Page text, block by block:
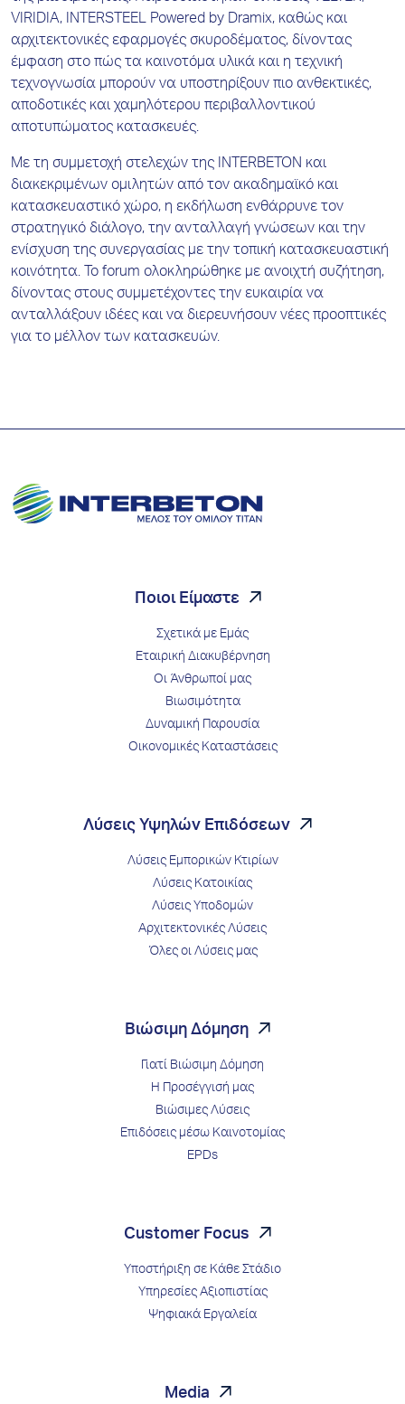
VIRIDIA, INTERSTEEL Powered by Dramix, καθώς και
αρχιτεκτονικές εφαρμογές σκυροδέματος, δίνοντας
έμφαση στο πώς τα καινοτόμα υλικά και η τεχνική
τεχνογνωσία μπορούν να υποστηρίξουν πιο ανθεκτικές,
αποδοτικές και χαμηλότερου περιβαλλοντικού
αποτυπώματος κατασκευές.
Με τη συμμετοχή στελεχών της INTERBETON και
διακεκριμένων ομιλητών από τον ακαδημαϊκό και
κατασκευαστικό χώρο, η εκδήλωση ενθάρρυνε τον
στρατηγικό διάλογο, την ανταλλαγή γνώσεων και την
ενίσχυση της συνεργασίας με την τοπική κατασκευαστική
κοινότητα. Το forum ολοκληρώθηκε με ανοιχτή συζήτηση,
δίνοντας στους συμμετέχοντες την ευκαιρία να
ανταλλάξουν ιδέες και να διερευνήσουν νέες προοπτικές
για το μέλλον των κατασκευών.
Ποιοι Είμαστε
Σχετικά με Εμάς
Εταιρική Διακυβέρνηση
Οι Άνθρωποί μας
Βιωσιμότητα
Δυναμική Παρουσία
Οικονομικές Καταστάσεις
Λύσεις Υψηλών Επιδόσεων
Λύσεις Εμπορικών Κτιρίων
Λύσεις Κατοικίας
Λύσεις Υποδομών
Αρχιτεκτονικές Λύσεις
Όλες οι Λύσεις μας
Βιώσιμη Δόμηση
Γιατί Βιώσιμη Δόμηση
Η Προσέγγισή μας
Βιώσιμες Λύσεις
Επιδόσεις μέσω Kαινοτομίας
EPDs
Customer Focus
Υποστήριξη σε Κάθε Στάδιο
Υπηρεσίες Αξιοπιστίας
Ψηφιακά Εργαλεία
Media